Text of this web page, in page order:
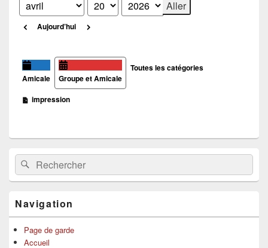
Mois
Jour
Année
Précédent
Aujourd’hui Suivant
Catégories
Amicale Groupe et Amicale
Toutes les catégories
Vue
impression
Zone
principale
de
widget
barre
latérale
Recherche :Rechercher
Navigation
Page de garde
Accueil